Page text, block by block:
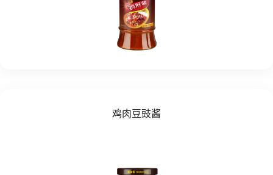
鸡肉豆豉酱